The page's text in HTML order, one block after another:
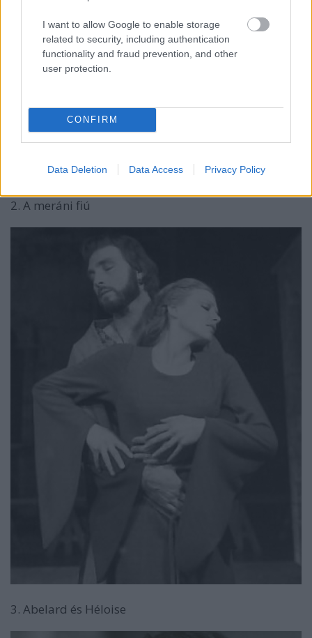
I want to allow Google to enable storage
related to security, including authentication
functionality and fraud prevention, and other
user protection.
CONFIRM
Data Deletion Data Access Privacy Policy
2. A meráni fiú
3. Abelard és Héloise